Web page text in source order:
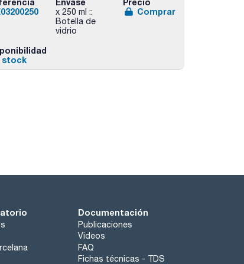
Envase
x 250 ml ::
Botella de
vidrio
Precio
Comprar
stock
Documentación
Publicaciones
Videos
FAQ
Fichas técnicas - TDS